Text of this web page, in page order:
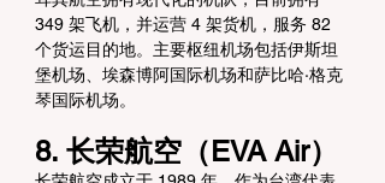
349 架飞机，并运营 4 架货机，服务 82
个货运目的地。主要枢纽机场包括伊斯坦
堡机场、埃森博阿国际机场和萨比哈·格克
琴国际机场。
8. 长荣航空（EVA Air）